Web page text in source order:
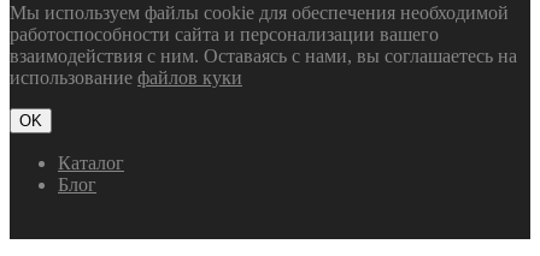
Мы используем файлы cookie для обеспечения необходимой
работоспособности сайта и персонализации вашего
взаимодействия с ним. Оставаясь с нами, вы соглашаетесь на
использование файлов куки
OK
Каталог
Блог